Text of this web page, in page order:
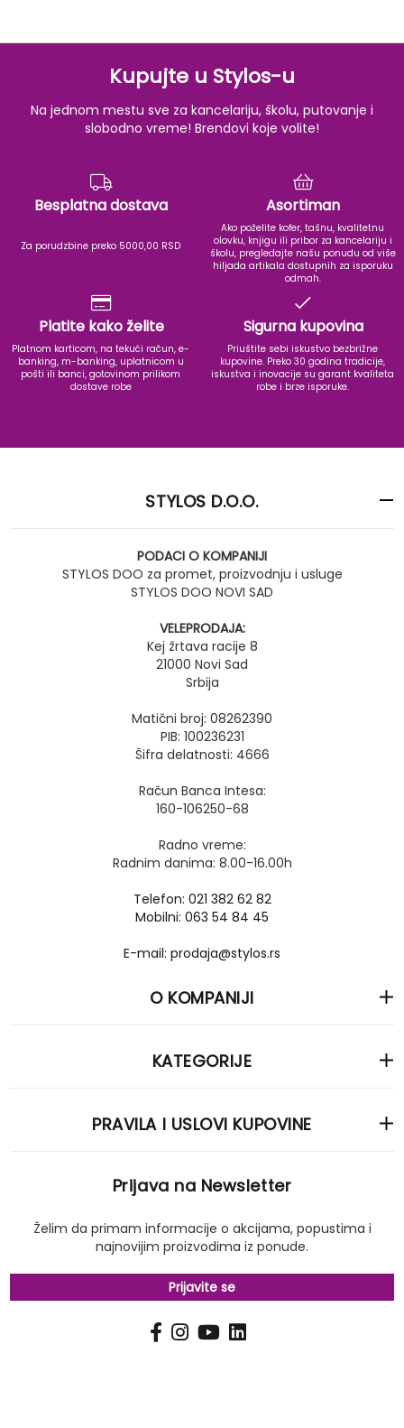
Kupujte u Stylos-u
Na jednom mestu sve za kancelariju, školu, putovanje i
slobodno vreme! Brendovi koje volite!
Besplatna dostava
Za porudzbine preko 5000,00 RSD
Asortiman
Ako poželite kofer, tašnu, kvalitetnu
olovku, knjigu ili pribor za kancelariju i
školu, pregledajte našu ponudu od više
hiljada artikala dostupnih za isporuku
odmah.
Platite kako želite
Platnom karticom, na tekući račun, e-
banking, m-banking, uplatnicom u
pošti ili banci, gotovinom prilikom
dostave robe
Sigurna kupovina
Priuštite sebi iskustvo bezbrižne
kupovine. Preko 30 godina tradicije,
iskustva i inovacije su garant kvaliteta
robe i brze isporuke.
STYLOS D.O.O.
PODACI O KOMPANIJI
STYLOS DOO za promet, proizvodnju i usluge
STYLOS DOO NOVI SAD
VELEPRODAJA:
Kej žrtava racije 8
21000 Novi Sad
Srbija
Matični broj: 08262390
PIB: 100236231
Šifra delatnosti: 4666
Račun Banca Intesa:
160-106250-68
Radno vreme:
Radnim danima: 8.00-16.00h
Telefon: 021 382 62 82
Mobilni: 063 54 84 45
E-mail: prodaja@stylos.rs
O KOMPANIJI
KATEGORIJE
PRAVILA I USLOVI KUPOVINE
Prijava na Newsletter
Želim da primam informacije o akcijama, popustima i
najnovijim proizvodima iz ponude.
Prijavite se